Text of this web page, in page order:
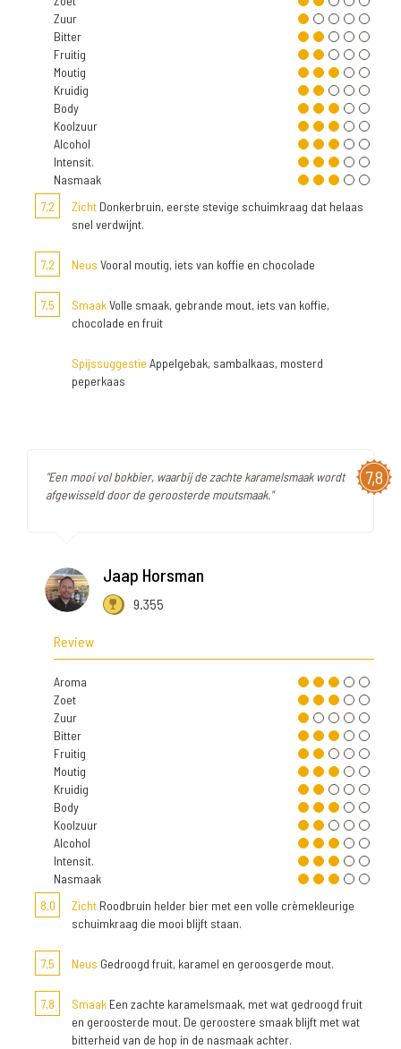
Zuur
Bitter
Fruitig
Moutig
Kruidig
Body
Koolzuur
Alcohol
Intensit.
Nasmaak
7,2
Zicht Donkerbruin, eerste stevige schuimkraag dat helaas
snel verdwijnt.
7,2 Neus Vooral moutig, iets van koffie en chocolade
7,5 SmaakVolle smaak, gebrande mout, iets van koffie,
chocolade en fruit
Spijssuggestie Appelgebak, sambalkaas, mosterd
peperkaas
7,8
"Een mooi vol bokbier, waarbij de zachte karamelsmaak wordt
afgewisseld door de geroosterde moutsmaak."
Jaap Horsman
9.355
Review
Aroma
Zoet
Zuur
Bitter
Fruitig
Moutig
Kruidig
Body
Koolzuur
Alcohol
Intensit.
Nasmaak
8,0
Zicht Roodbruin helder bier met een volle crèmekleurige
schuimkraag die mooi blijft staan.
7,5 Neus Gedroogd fruit, karamel en geroosgerde mout.
7,8 Smaak Een zachte karamelsmaak, met wat gedroogd fruit
en geroosterde mout. De geroostere smaak blijft met wat
bitterheid van de hop in de nasmaak achter.